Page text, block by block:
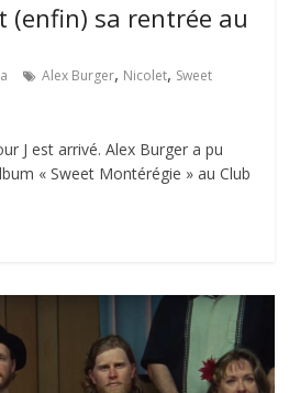
(enfin) sa rentrée au
Alex Burger, Nicolet, Sweet
J est arrivé. Alex Burger a pu
« Sweet Montérégie » au Club